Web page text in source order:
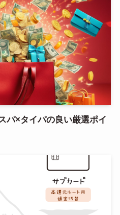
パ×タイパの良い厳選ポイ